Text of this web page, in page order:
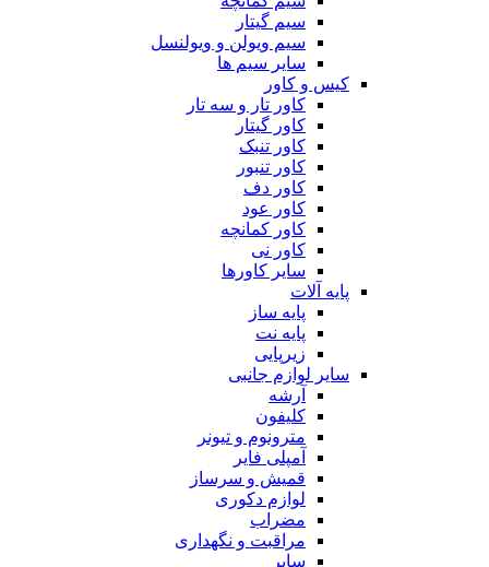
سیم گیتار
سیم ویولن و ویولنسل
سایر سیم ها
کیس و کاور
کاور تار و سه تار
کاور گیتار
کاور تنبک
کاور تنبور
کاور دف
کاور عود
کاور کمانچه
کاور نی
سایر کاورها
پایه آلات
پایه ساز
پایه نت
زیرپایی
سایر لوازم جانبی
آرشه
کلیفون
مترونوم و تیونر
آمپلی فایر
قمیش و سرساز
لوازم دکوری
مضراب
مراقبت و نگهداری
سایر